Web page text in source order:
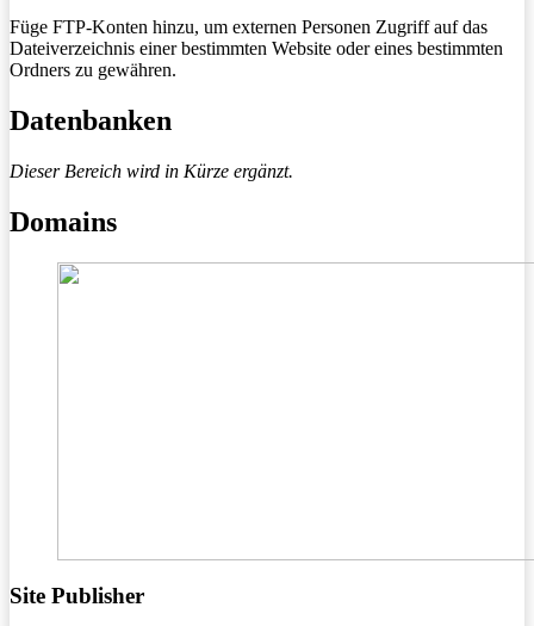
Füge FTP-Konten hinzu, um externen Personen Zugriff auf das
Dateiverzeichnis einer bestimmten Website oder eines bestimmten
Ordners zu gewähren.
Datenbanken
Dieser Bereich wird in Kürze ergänzt.
Domains
Site Publisher